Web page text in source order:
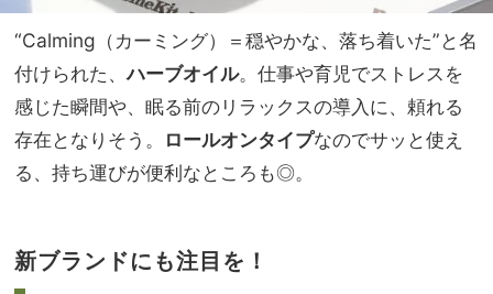
“Calming（カーミング）＝穏やかな、落ち着いた”と名
付けられた、ハーブオイル。仕事や育児でストレスを
感じた瞬間や、眠る前のリラックスの導入に、頼れる
存在となりそう。
ロールオンタイプなのでサッと使え
る、持ち運びが便利なところも◎。
新ブランドにも注目を！